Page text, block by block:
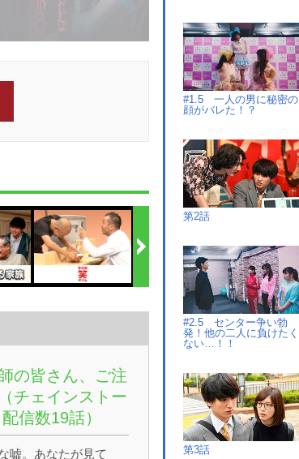
の皆さん、ご注
チェインストー
信数19話）
嘘。あなたが見て
#1.5 一人の男に秘密の
顔がバレた！？
第2話
#2.5 センター争い勃
発！他の二人に負けたく
ない…！！
第3話